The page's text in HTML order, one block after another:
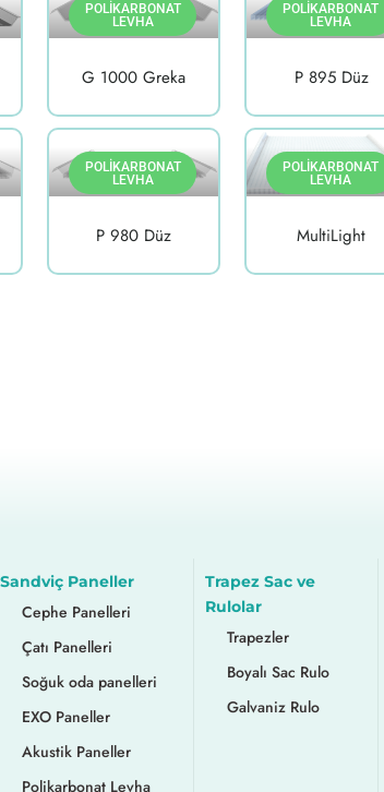
POLIKARBONAT
LEVHA
G 1000 Greka
POLIKARBONAT
LEVHA
P 895 Düz
POLIKARBONAT
LEVHA
P 980 Düz
POLIKARBONAT
LEVHA
MultiLight
Sandviç Paneller
Cephe Panelleri
Çatı Panelleri
Soğuk oda panelleri
EXO Paneller
Akustik Paneller
Polikarbonat Levha
Trapez Sac ve
Rulolar
Trapezler
Boyalı Sac Rulo
Galvaniz Rulo